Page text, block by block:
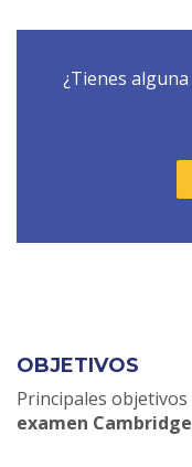
¿Tienes
OBJETIVOS
Principales objetivos
examen